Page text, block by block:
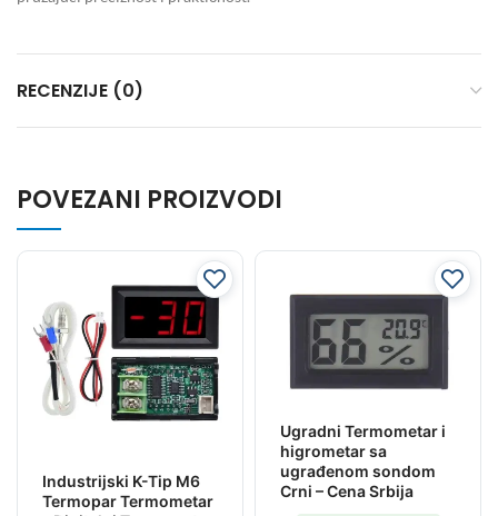
RECENZIJE (0)
POVEZANI PROIZVODI
Industrijski K-Tip M6
Termopar Termometar
Ugradni Termometar i
higrometar sa
ugrađenom sondom
Crni – Cena Srbija